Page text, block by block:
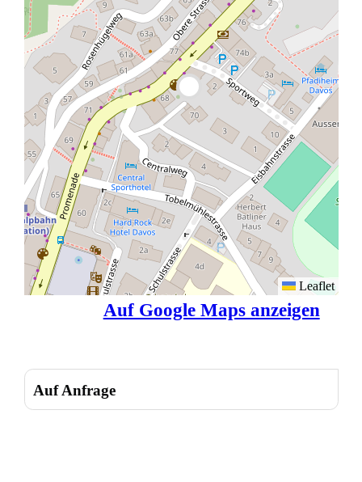
Leaflet
Auf Google Maps anzeigen
Auf Anfrage